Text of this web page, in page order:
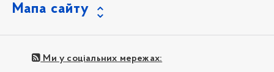
Мапа сайту
Ми у соціальних мережах: